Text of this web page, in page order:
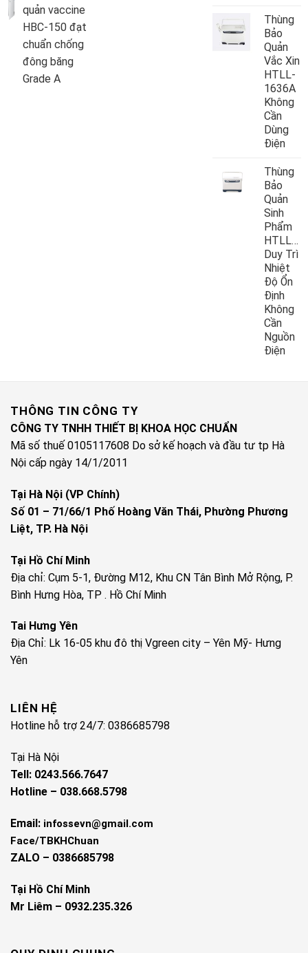
quản vaccine
HBC-150 đạt
chuẩn chống
đông băng
Grade A
Thùng
Bảo
Quản
Vắc Xin
HTLL-
1636A
Không
Cần
Dùng
Điện
Thùng
Bảo
Quản
Sinh
Phẩm
Duy Trì
Nhiệt
Độ Ổn
Định
Không
Cần
Nguồn
Điện
THÔNG TIN CÔNG TY
CÔNG TY TNHH THIẾT BỊ KHOA HỌC CHUẨN
Mã số thuế 0105117608 Do sở kế hoạch và đầu tư tp Hà
Nội cấp ngày 14/1/2011
Tại Hà Nội (VP Chính)
Số 01 – 71/66/1 Phố Hoàng Văn Thái, Phường Phương
Liệt, TP. Hà Nội
Tại Hồ Chí Minh
Địa chỉ: Cụm 5-1, Đường M12, Khu CN Tân Bình Mở Rộng, P.
Bình Hưng Hòa, TP . Hồ Chí Minh
Tai Hưng Yên
Địa Chỉ: Lk 16-05 khu đô thị Vgreen city – Yên Mỹ- Hưng
Yên
LIÊN HỆ
Hotline hỗ trợ 24/7: 0386685798
Tại Hà Nội
Tell: 0243.566.7647
Hotline – 038.668.5798
Email: infossevn@gmail.com
Face/TBKHChuan
ZALO – 0386685798
Tại Hồ Chí Minh
Mr Liêm – 0932.235.326